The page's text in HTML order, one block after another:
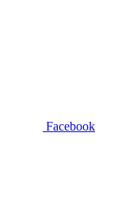
Facebook